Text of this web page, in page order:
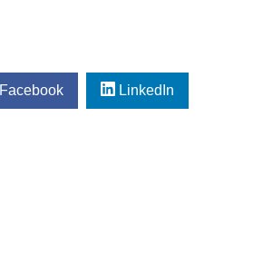
Facebook LinkedIn